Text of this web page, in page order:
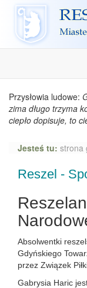
Reszel
Przysłowia ludowe:
zima długo trzyma
ciepło dopisuje, to
Jesteś tu: strona
Reszel -
Absolwentki
Gdyńskiego
przez Związek
Gabrysia Haric